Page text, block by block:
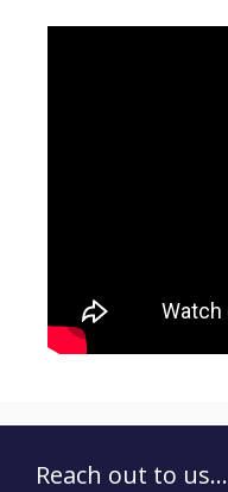
Reach out to us...